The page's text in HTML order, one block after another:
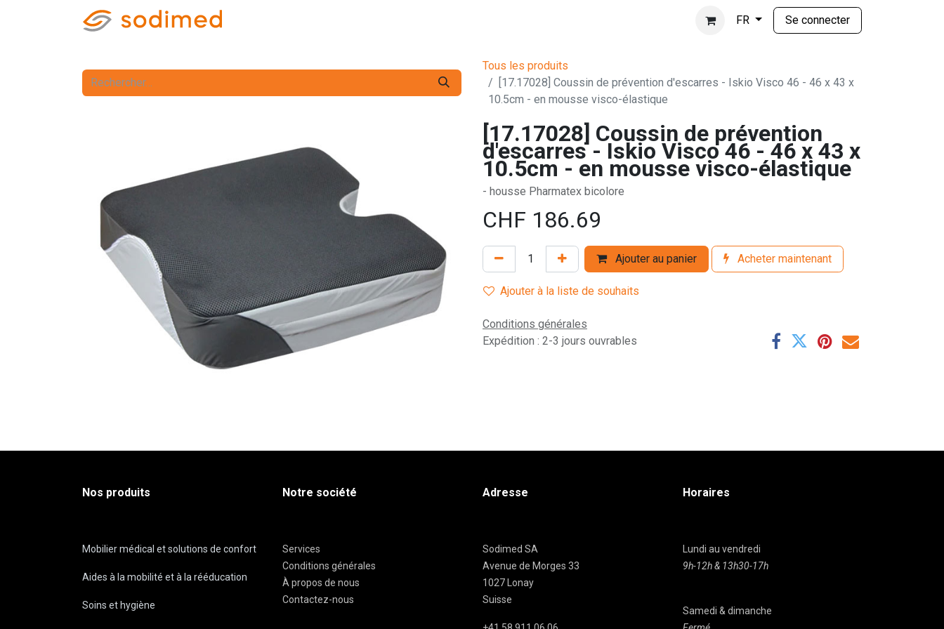
FR Se connecter
Tous les produits
[17.17028] Coussin de prévention d'escarres - Iskio Visco 46 - 46 x 43 x
10.5cm - en mousse visco-élastique
[17.17028] Coussin de prévention
d'escarres - Iskio Visco 46 - 46 x 43 x
10.5cm - en mousse visco-élastique
- housse Pharmatex bicolore
CHF 186.69
Ajouter au panier Acheter maintenant
Ajouter à la liste de souhaits
Conditions générales
Expédition : 2-3 jours ouvrables
Nos produits
Mobilier médical et solutions de confort
Aides à la mobilité et à la rééducation
Soins et hygiène
Notre société
Services
Conditions générales
À propos de nous
Contactez-nous
Adresse
Sodimed SA
Avenue de Morges 33
1027 Lonay
Suisse
Horaires
Lundi au vendredi
9h-12h & 13h30-17h
Samedi & dimanche